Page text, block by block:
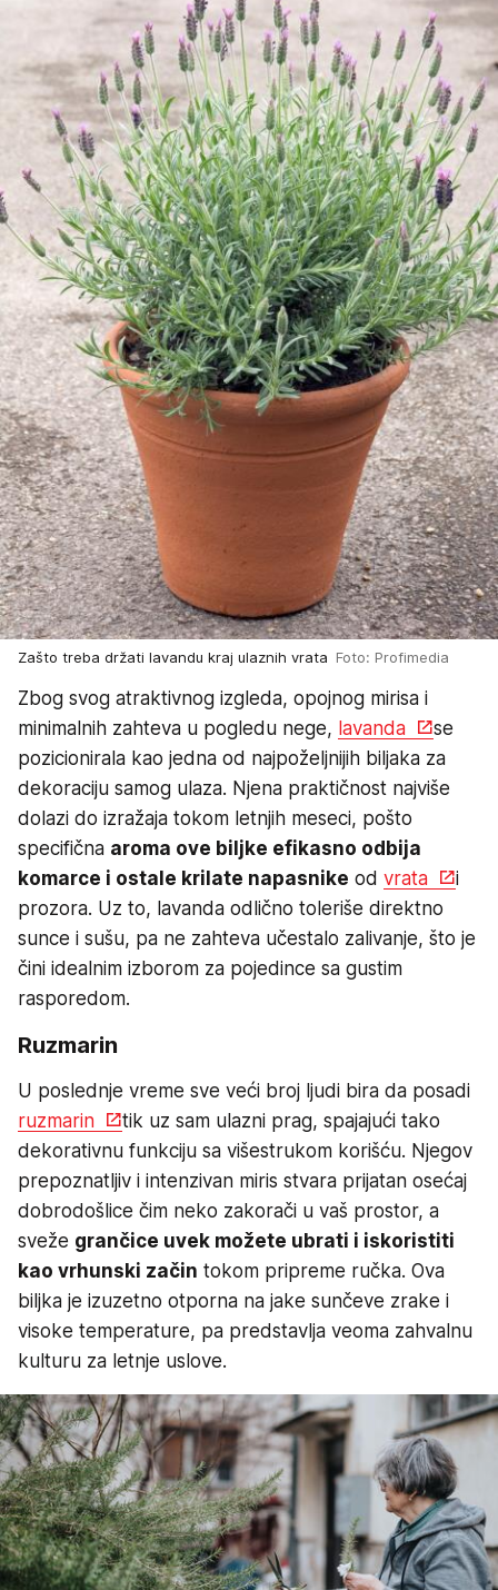
Zašto treba držati lavandu kraj ulaznih vrata Foto: Profimedia
Zbog svog atraktivnog izgleda, opojnog mirisa i
minimalnih zahteva u pogledu nege, lavanda
se
pozicionirala kao jedna od najpoželjnijih biljaka za
dekoraciju samog ulaza. Njena praktičnost najviše
dolazi do izražaja tokom letnjih meseci, pošto
specifična aroma ove biljke efikasno odbija
komarce i ostale krilate napasnike od vrata
i
prozora. Uz to, lavanda odlično toleriše direktno
sunce i sušu, pa ne zahteva učestalo zalivanje, što je
čini idealnim izborom za pojedince sa gustim
rasporedom.
Ruzmarin
U poslednje vreme sve veći broj ljudi bira da posadi
ruzmarin
tik uz sam ulazni prag, spajajući tako
dekorativnu funkciju sa višestrukom korišću. Njegov
prepoznatljiv i intenzivan miris stvara prijatan osećaj
dobrodošlice čim neko zakorači u vaš prostor, a
sveže grančice uvek možete ubrati i iskoristiti
kao vrhunski začin tokom pripreme ručka. Ova
biljka je izuzetno otporna na jake sunčeve zrake i
visoke temperature, pa predstavlja veoma zahvalnu
kulturu za letnje uslove.